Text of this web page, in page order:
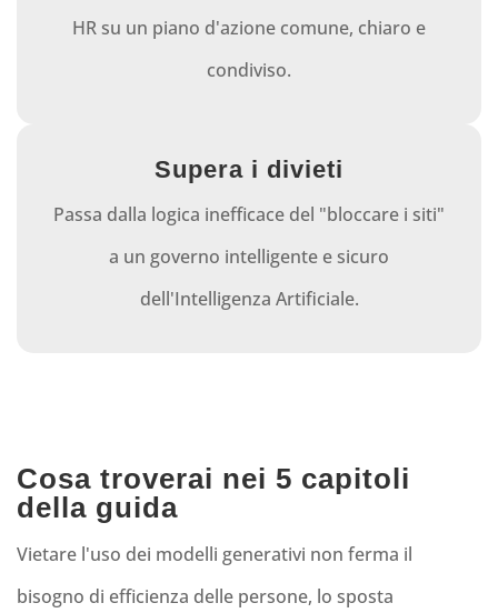
HR su un piano d'azione comune, chiaro e
condiviso.
Supera i divieti
Passa dalla logica inefficace del "bloccare i siti"
a un governo intelligente e sicuro
dell'Intelligenza Artificiale.
Cosa troverai nei 5 capitoli
della guida
Vietare l'uso dei modelli generativi non ferma il
bisogno di efficienza delle persone, lo sposta